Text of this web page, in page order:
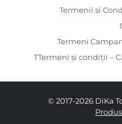
Termenii si
Termeni
TTermeni și condiții –
© 2017-2026 DiKa